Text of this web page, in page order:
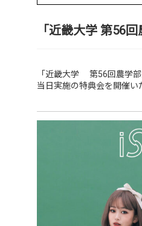
「近畿大学 第56
「近畿大学 第56回農学
当日実施の特典会を開催い